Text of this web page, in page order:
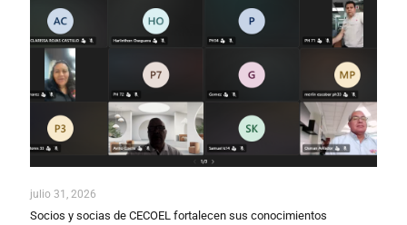
julio 31, 2026
Socios y socias de CECOEL fortalecen sus conocimientos